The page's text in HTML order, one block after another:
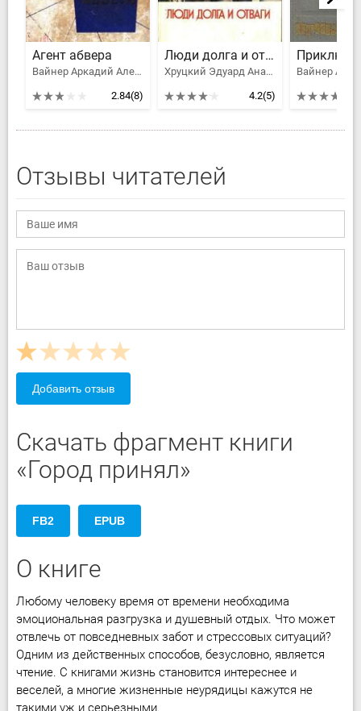
Агент абвера
Вайнер Аркадий Александрович, Вайнер Георгий Александрович, Зубов Алексей Николаевич, Суслов Л., Леров Леонид Моисеевич, Владимиров В. В., Сергеев Андрей Яковлевич
2.84(8)
Люди долга и отваги. Книга первая
Хруцкий Эдуард Анатольевич, Вайнер Аркадий Александрович, Вайнер Георгий Александрович, Рождественский Роберт Иванович, Семенов Юлиан Семенович, Нилин Павел Филиппович, Липатов Виль Владимирович, Скорин Игорь Дмитриевич, Соколов Борис Вадимович, Киселев Владимир Леонтьевич, Ардаматский Василий Иванович, Безуглов Анатолий Алексеевич, Кузнецов Александр Александрович, Лысенко Николай, Пронин Виктор Алексеевич, Матусовский Михаил Львович, Беляев Владимир Павлович, Кошечкин Григорий, Сгибнев Александр Андреевич, Ефимов Алексей Иванович, Саввин Александр Николаевич, Литвин Герман Иосифович, Денисов Валерий Викторович, Баблюк Борис Тимофеевич, Асуев Шарип Исаевич, Исхизов Михаил Давыдович, Тагунов Олег Аскольдович, Арясов Игорь Евгеньевич, Артамонов Ростислав Александрович
4.2(5)
Отзывы читателей
Добавить отзыв
Скачать фрагмент книги
«Город принял»
FB2 EPUB
О книге
Любому человеку время от времени необходима
эмоциональная разгрузка и душевный отдых. Что может
отвлечь от повседневных забот и стрессовых ситуаций?
Одним из действенных способов, безусловно, является
чтение. С книгами жизнь становится интереснее и
веселей, а многие жизненные неурядицы кажутся не
такими уж и серьезными.